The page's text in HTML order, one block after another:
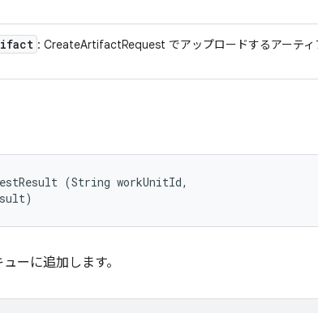
: CreateArtifactRequest でアップロードするアーティ
(String workUnitId,
ーに追加します。